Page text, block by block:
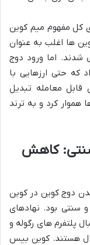
کل مفهوم میم کوین
ها اغلب به عنوان
اما ورود دوج
که حتی ارزهایی با
قابل معامله تبدیل
هموار کرد و به ترند
کاهش
دوج کوین در کوین
سنتی بود. نهادهای
پلتفرم های رگوله و
هستند. کوین بیس